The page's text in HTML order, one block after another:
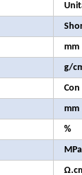
mm
g/
Con
mm
%
MPa